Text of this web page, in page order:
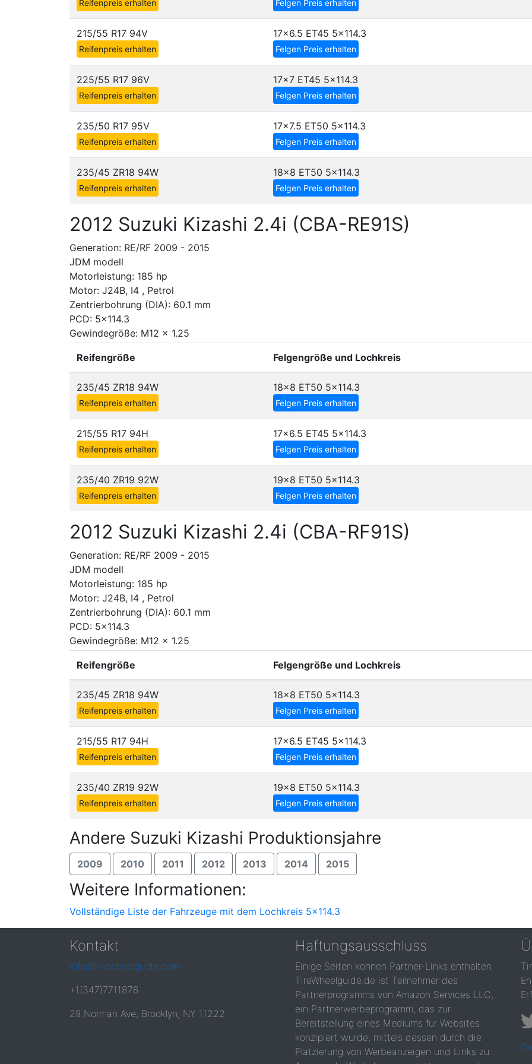
Reifenpreis erhalten Felgen Preis erhalten
215/55 R17 94V
Reifenpreis erhalten
17x6.5 ET45 5x114.3
Felgen Preis erhalten
225/55 R17 96V
Reifenpreis erhalten
17x7 ET45 5x114.3
Felgen Preis erhalten
235/50 R17 95V
Reifenpreis erhalten
17x7.5 ET50 5x114.3
Felgen Preis erhalten
235/45 ZR18 94W
Reifenpreis erhalten
18x8 ET50 5x114.3
Felgen Preis erhalten
2012 Suzuki Kizashi 2.4i (CBA-RE91S)
Generation: RE/RF 2009 - 2015
JDM modell
Motorleistung: 185 hp
Motor: J24B, I4 , Petrol
Zentrierbohrung (DIA): 60.1 mm
PCD: 5x114.3
Gewindegröße: M12 x 1.25
Reifengröße Felgengröße und Lochkreis
235/45 ZR18 94W
Reifenpreis erhalten
18x8 ET50 5x114.3
Felgen Preis erhalten
215/55 R17 94H
Reifenpreis erhalten
17x6.5 ET45 5x114.3
Felgen Preis erhalten
235/40 ZR19 92W
Reifenpreis erhalten
19x8 ET50 5x114.3
Felgen Preis erhalten
2012 Suzuki Kizashi 2.4i (CBA-RF91S)
Generation: RE/RF 2009 - 2015
JDM modell
Motorleistung: 185 hp
Motor: J24B, I4 , Petrol
Zentrierbohrung (DIA): 60.1 mm
PCD: 5x114.3
Gewindegröße: M12 x 1.25
Reifengröße Felgengröße und Lochkreis
235/45 ZR18 94W
Reifenpreis erhalten
18x8 ET50 5x114.3
Felgen Preis erhalten
215/55 R17 94H
Reifenpreis erhalten
17x6.5 ET45 5x114.3
Felgen Preis erhalten
235/40 ZR19 92W
Reifenpreis erhalten
19x8 ET50 5x114.3
Felgen Preis erhalten
Andere Suzuki Kizashi Produktionsjahre
2009 2010 2011 2012 2013 2014 2015
Weitere Informationen:
Vollständige Liste der Fahrzeuge mit dem Lochkreis 5x114.3
Kontakt
info@tirewheelguide.com
+1(347)7711876
29 Norman Ave, Brooklyn, NY 11222
Haftungsausschluss
Einige Seiten können Partner-Links enthalten.
TireWheelguide.de ist Teilnehmer des
Partnerprogramms von Amazon Services LLC,
ein Partnerwerbeprogramm, das zur
Bereitstellung eines Mediums für Websites
konzipiert wurde, mittels dessen durch die
Platzierung von Werbeanzeigen und Links zu